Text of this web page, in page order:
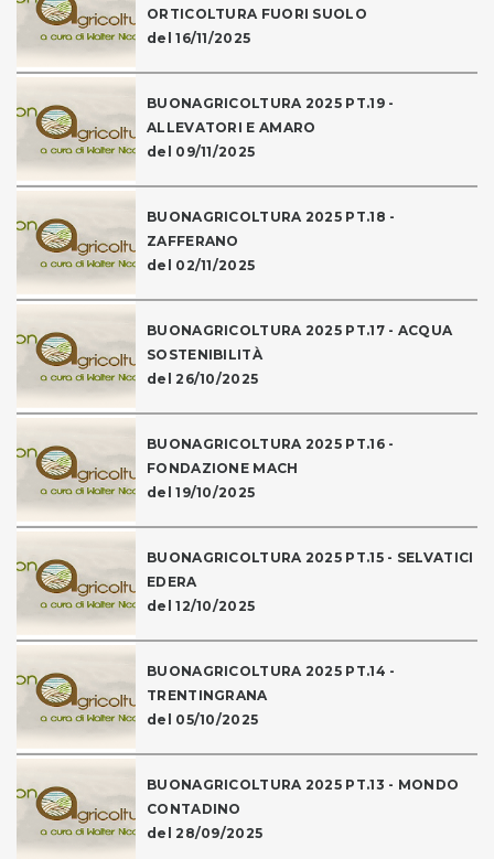
ORTICOLTURA FUORI SUOLO
del 16/11/2025
BUONAGRICOLTURA 2025 PT.19 -
ALLEVATORI E AMARO
del 09/11/2025
BUONAGRICOLTURA 2025 PT.18 -
ZAFFERANO
del 02/11/2025
BUONAGRICOLTURA 2025 PT.17 - ACQUA
SOSTENIBILITÀ
del 26/10/2025
BUONAGRICOLTURA 2025 PT.16 -
FONDAZIONE MACH
del 19/10/2025
BUONAGRICOLTURA 2025 PT.15 - SELVATICI
EDERA
del 12/10/2025
BUONAGRICOLTURA 2025 PT.14 -
TRENTINGRANA
del 05/10/2025
BUONAGRICOLTURA 2025 PT.13 - MONDO
CONTADINO
del 28/09/2025